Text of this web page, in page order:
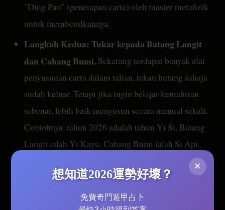
"Ding Pan" (penetapan carta) oleh master metafizik
untuk membetulkannya.
Langkah Kedua: Tukar kepada Batang Langit
dan Cabang Bumi. Sekarang terdapat banyak alat
penyusunan carta dalam talian, tekan butang sahaja
sudah keluar. Tetapi jika ingin belajar kemahiran
sebenar, lebih baik menyusun secara manual sekali.
Contohnya, tahun 2026 adalah tahun Yi Si, Batang
Langit ialah Yi Kayu, Cabang Bumi ialah Si Api.
Bulan lebih rumit sedikit, kerana perlu mengikut
musim, contohnya selepas Li Chun barulah dikira
sebagai bulan pertama tahun baru. Buku pengajaran
×
想知道2026運勢好壞？
免費奇門遁甲占卜